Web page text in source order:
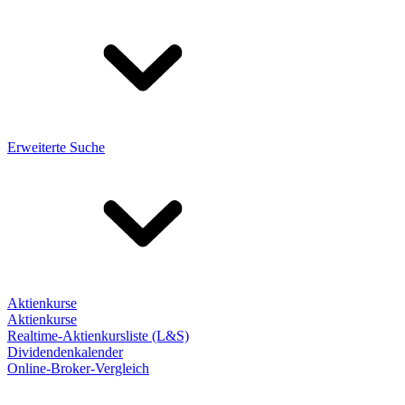
Erweiterte Suche
Aktienkurse
Aktienkurse
Realtime-Aktienkursliste (L&S)
Dividendenkalender
Online-Broker-Vergleich